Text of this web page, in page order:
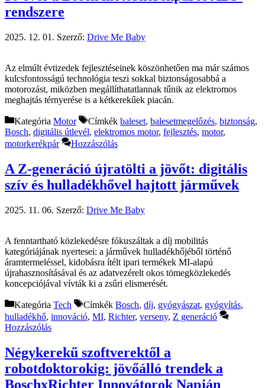
rendszere
2025. 12. 01. Szerző: Drive Me Baby
Az elmúlt évtizedek fejlesztéseinek köszönhetően ma már számos
kulcsfontosságú technológia teszi sokkal biztonságosabbá a
motorozást, miközben megállíthatatlannak tűnik az elektromos
meghajtás térnyerése is a kétkerekűek piacán.
Kategória Motor Címkék baleset, balesetmegelőzés, biztonság,
Bosch, digitális útlevél, elektromos motor, fejlesztés, motor,
motorkerékpár
Hozzászólás
A Z-generáció újratölti a jövőt: digitális
szív és hulladékhővel hajtott járművek
2025. 11. 06. Szerző: Drive Me Baby
A fenntartható közlekedésre fókuszáltak a díj mobilitás
kategóriájának nyertesei: a járművek hulladékhőjéből történő
áramtermeléssel, kidobásra ítélt ipari termékek MI-alapú
újrahasznosításával és az adatvezérelt okos tömegközlekedés
koncepciójával vívták ki a zsűri elismerését.
Kategória Tech Címkék Bosch, díj, gyógyászat, gyógyítás,
hulladékhő, innováció, MI, Richter, verseny, Z generáció
Hozzászólás
Négykerekű szoftverektől a
robotdoktorokig: jövőálló trendek a
BoschxRichter Innovátorok Napján